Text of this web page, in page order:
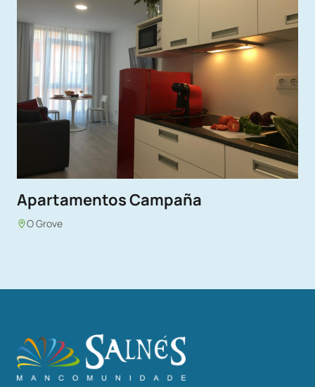
Apartamentos Campaña
O Grove